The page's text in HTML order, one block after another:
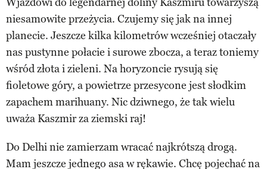
niesamowite przeżycia. Czujemy się jak na innej
planecie. Jeszcze kilka kilometrów wcześniej otaczały
nas pustynne połacie i surowe zbocza, a teraz toniemy
wśród złota i zieleni. Na horyzoncie rysują się
fioletowe góry, a powietrze przesycone jest słodkim
zapachem marihuany. Nic dziwnego, że tak wielu
uważa Kaszmir za ziemski raj!
Do Delhi nie zamierzam wracać najkrótszą drogą.
Mam jeszcze jednego asa w rękawie. Chcę pojechać na